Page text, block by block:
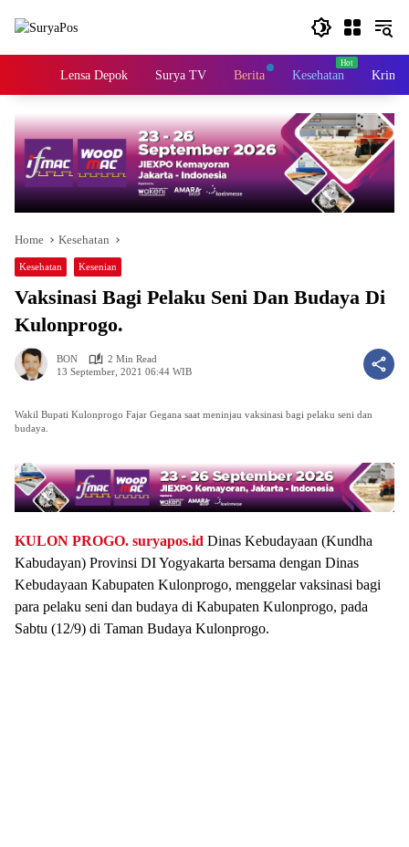
HomeLensa Depok Surya TV Berita Kesehatan
Home Kesehatan
Kesehatan Kesenian
Vaksinasi Bagi Pelaku Seni Dan Budaya Di
Kulonprogo.
BON
2 Min Read
13 September, 2021 06:44 WIB
Wakil Bupati Kulonprogo Fajar Gegana saat meninjau vaksinasi bagi pelaku seni dan
budaya.
KULON PROGO. suryapos.id Dinas Kebudayaan (Kundha
Kabudayan) Provinsi DI Yogyakarta bersama dengan Dinas
Kebudayaan Kabupaten Kulonprogo, menggelar vaksinasi bagi
para pelaku seni dan budaya di Kabupaten Kulonprogo, pada
Sabtu (12/9) di Taman Budaya Kulonprogo.